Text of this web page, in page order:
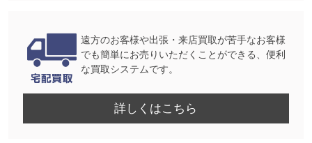
遠方のお客様や出張・来店買取が苦手なお客様
でも簡単にお売りいただくことができる、便利
な買取システムです。
詳しくはこちら